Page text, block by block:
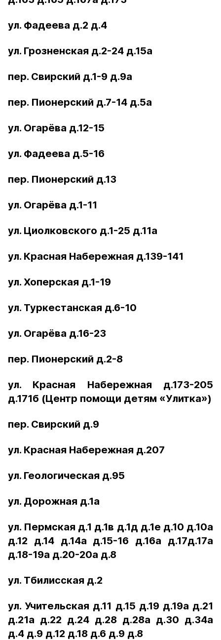
ул. Фадеева д.2 д.4
ул. Грозненская д.2-24 д.15а
пер. Свирский д.1-9 д.9а
пер. Пионерский д.7-14 д.5а
ул. Огарёва д.12-15
ул. Фадеева д.5-16
пер. Пионерский д.13
ул. Огарёва д.1-11
ул. Циолковского д.1-25 д.11а
ул. Красная Набережная д.139-141
ул. Хоперская д.1-19
ул. Туркестанская д.6-10
ул. Огарёва д.16-23
пер. Пионерский д.2-8
ул. Красная Набережная д.173-205
д.171б (Центр помощи детям «Улитка»)
пер. Свирский д.9
ул. Красная Набережная д.207
ул. Геологическая д.95
ул. Дорожная д.1а
ул. Пермская д.1 д.1в д.1д д.1е д.10 д.10а
д.12 д.14 д.14а д.15-16 д.16а д.17д.17а
д.18-19а д.20-20а д.8
ул. Тбилисская д.2
ул. Учительская д.11 д.15 д.19 д.19а д.21
д.21а д.22 д.24 д.28 д.28а д.30 д.34а
д.4 д.9 д.12 д.18 д.6 д.9 д.8